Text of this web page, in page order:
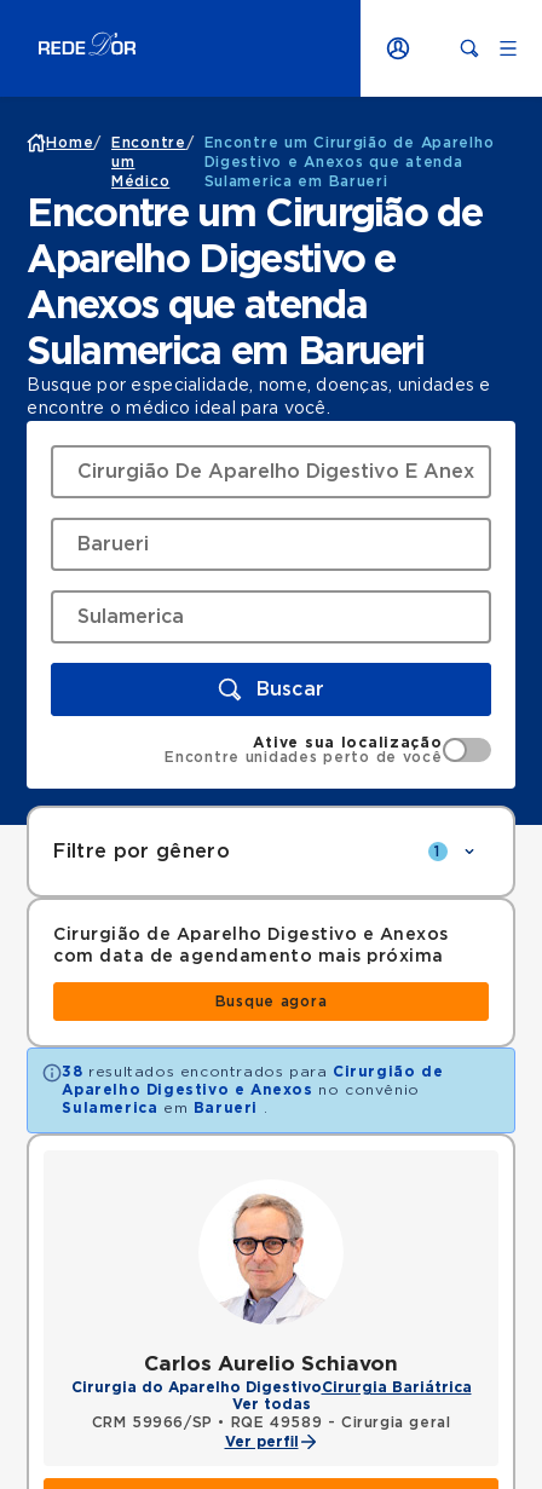
Home/
Encontre
um
Médico
/
Encontre um Cirurgião de Aparelho
Digestivo e Anexos que atenda
Sulamerica em Barueri
Encontre um Cirurgião de
Aparelho Digestivo e
Anexos que atenda
Sulamerica em Barueri
Busque por especialidade, nome, doenças, unidades e
encontre o médico ideal para você.
Buscar
Ative sua localização
Encontre unidades perto de você
Filtre por gênero 1
Cirurgião de Aparelho Digestivo e Anexos
com data de agendamento mais próxima
Busque agora
38 resultados encontrados para Cirurgião de
Aparelho Digestivo e Anexos no convênio
Sulamerica em Barueri
Carlos Aurelio Schiavon
Cirurgia do Aparelho DigestivoCirurgia Bariátrica
Ver todas
CRM 59966/SP •
RQE 49589 - Cirurgia geral
Ver perfil